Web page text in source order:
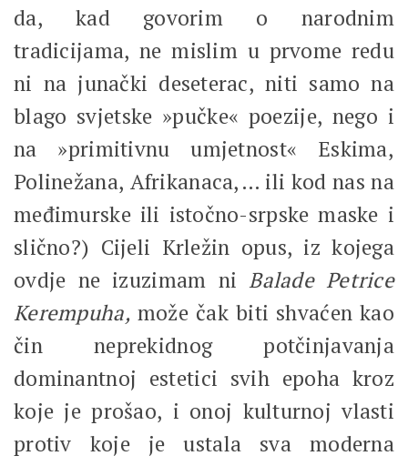
da, kad govorim o narodnim
tradicijama, ne mislim u prvome redu
ni na junački deseterac, niti samo na
blago svjetske »pučke« poezije, nego i
na »primitivnu umjetnost« Eskima,
Polinežana, Afrikanaca,… ili kod nas na
međimurske ili istočno-srpske maske i
slično?) Cijeli Krležin opus, iz kojega
ovdje ne izuzimam niBalade Petrice
Kerempuha, može čak biti shvaćen kao
čin neprekidnog potčinjavanja
dominantnoj estetici svih epoha kroz
koje je prošao, i onoj kulturnoj vlasti
protiv koje je ustala sva moderna